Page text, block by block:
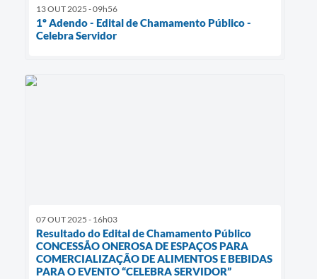
13 OUT 2025 - 09h56
1º Adendo - Edital de Chamamento Público -
Celebra Servidor
07 OUT 2025 - 16h03
Resultado do Edital de Chamamento Público
CONCESSÃO ONEROSA DE ESPAÇOS PARA
COMERCIALIZAÇÃO DE ALIMENTOS E BEBIDAS
PARA O EVENTO “CELEBRA SERVIDOR”